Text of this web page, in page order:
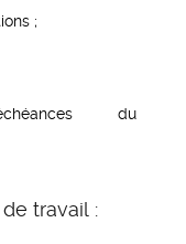
;
du
travail :